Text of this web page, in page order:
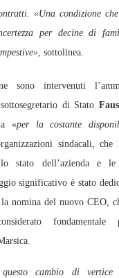
«Una condizione
per decine di
, sottolinea.
sono intervenuti
di Stato
«per la costante
sindacali, che
stato dell’azienda e le
significativo è stato
nomina del nuovo CEO,
fondamentale
questo cambio di vertice